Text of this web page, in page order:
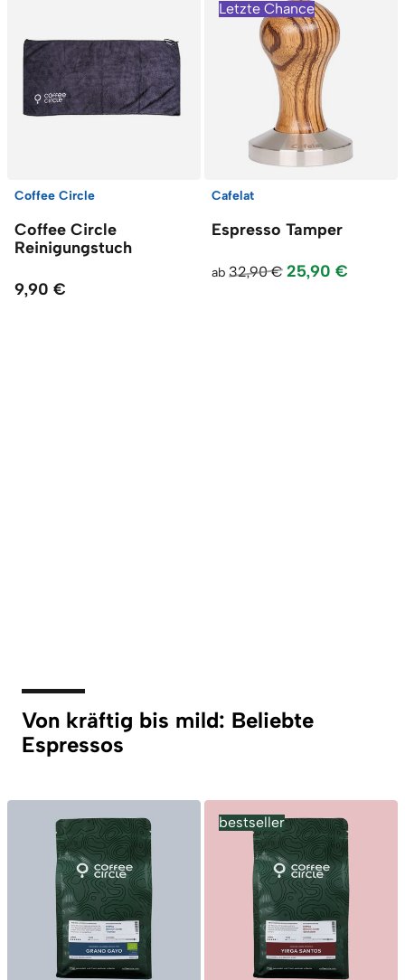
Coffee Circle
Coffee Circle
Reinigungstuch
9,90 €
Letzte Chance
Cafelat
Espresso Tamper
ab 32,90 € 25,90 €
Von kräftig bis mild: Beliebte
Espressos
bestseller